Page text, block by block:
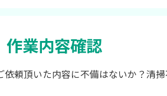
作業内容確認
依頼頂いた内容に不備はないか？清